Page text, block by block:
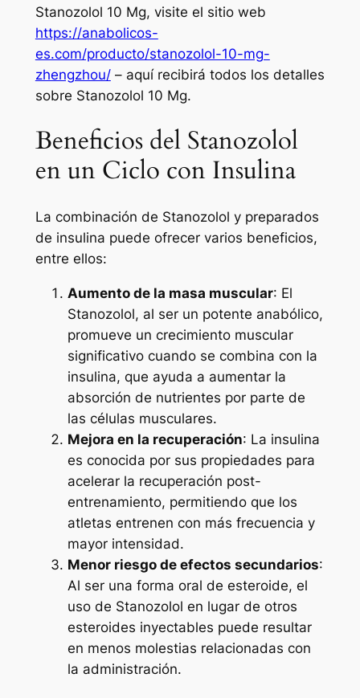
Stanozolol 10 Mg, visite el sitio web
https://anabolicos-
es.com/producto/stanozolol-10-mg-
zhengzhou/– aquí recibirá todos los detalles
sobre Stanozolol 10 Mg.
Beneficios del Stanozolol
en un Ciclo con Insulina
La combinación de Stanozolol y preparados
de insulina puede ofrecer varios beneficios,
entre ellos:
Aumento de la masa muscular: El
Stanozolol, al ser un potente anabólico,
promueve un crecimiento muscular
significativo cuando se combina con la
insulina, que ayuda a aumentar la
absorción de nutrientes por parte de
las células musculares.
Mejora en la recuperación: La insulina
es conocida por sus propiedades para
acelerar la recuperación post-
entrenamiento, permitiendo que los
atletas entrenen con más frecuencia y
mayor intensidad.
Menor riesgo de efectos secundarios:
Al ser una forma oral de esteroide, el
uso de Stanozolol en lugar de otros
esteroides inyectables puede resultar
en menos molestias relacionadas con
la administración.